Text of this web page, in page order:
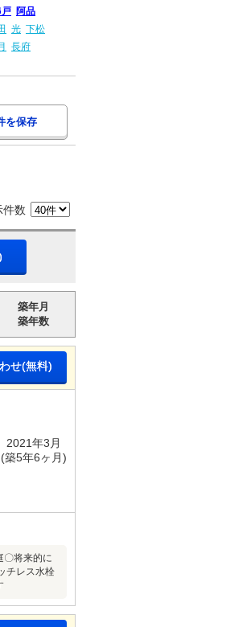
阿品
光 下松
長府
を保存
件数
築年月
築年数
せ(無料)
2021年3月
(築5年6ヶ月)
〇将来的に
チレス水栓